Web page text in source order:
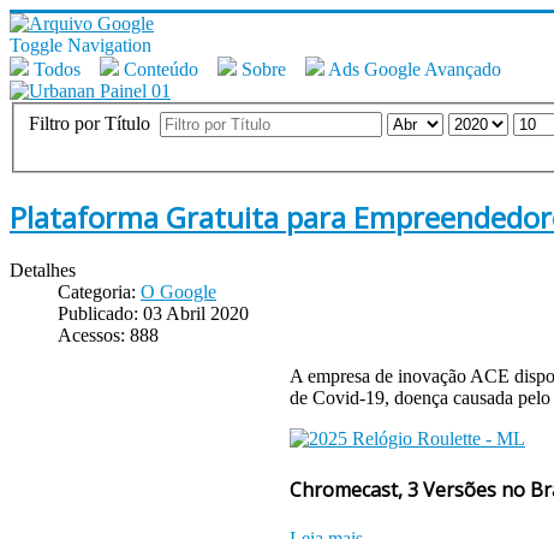
Toggle Navigation
Todos
Conteúdo Sobre Ads Google Avançado
Filtro por Título
Plataforma Gratuita para
Detalhes
Categoria: O Google
Publicado: 03 Abril 2020
Acessos: 888
A empresa de inovação ACE
de Covid-19, doença causada
Chromecast, 3 Versões no